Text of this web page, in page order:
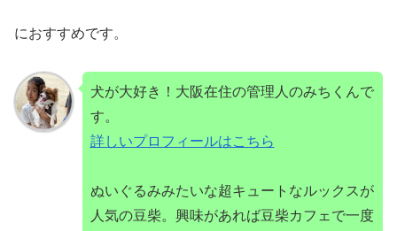
におすすめです。
犬が大好き！大阪在住の管理人のみちくんで
す。
詳しいプロフィールはこちら
ぬいぐるみみたいな超キュートなルックスが
人気の豆柴。興味があれば豆柴カフェで一度